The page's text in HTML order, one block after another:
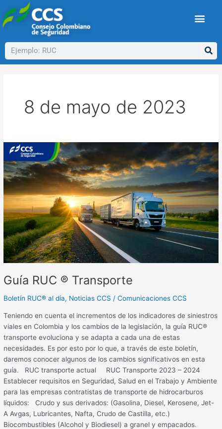
al
contenido
Buscar
8 de mayo de 2023
Guía RUC ® Transporte
Boletín RUC® al día, Noticias CCS /Comunicaciones CCS
Teniendo en cuenta el incrementos de los indicadores de siniestros
viales en Colombia y los cambios de la legislación, la guía RUC®
transporte evoluciona y se adapta a cada una de estas
necesidades. Es por esto por lo que, a través de este boletín,
daremos conocer algunos de los cambios significativos en esta
guía. RUC transporte actual RUC Transporte 2023 – 2024
Establecer requisitos en Seguridad, Salud en el Trabajo y Ambiente
para las empresas contratistas de transporte de hidrocarburos
líquidos: Crudo y sus derivados: (Gasolina, Diesel, Kerosene, Jet-
A Avgas, Lubricantes, Nafta, Crudo de Castilla, etc.)
Biocombustibles (Alcohol y Biodiesel) a granel y empacados.
Guía
®
Transporte